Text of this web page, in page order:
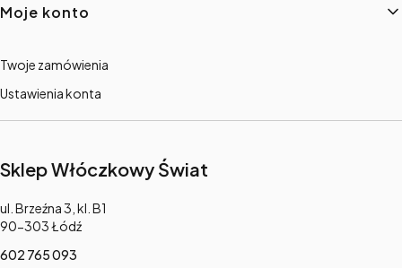
Moje konto
Twoje zamówienia
Ustawienia konta
Sklep Włóczkowy Świat
Adres:
ul. Brzeźna 3, kl. B1
90-303 Łódź
602 765 093